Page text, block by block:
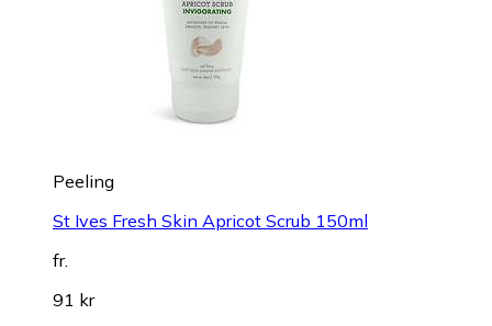
Peeling
St Ives Fresh Skin Apricot Scrub 150ml
fr.
91 kr